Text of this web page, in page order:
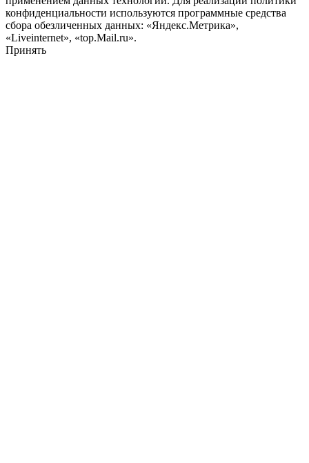
конфиденциальности используются программные средства
сбора обезличенных данных: «Яндекс.Метрика»,
«Liveinternet», «top.Mail.ru».
Принять